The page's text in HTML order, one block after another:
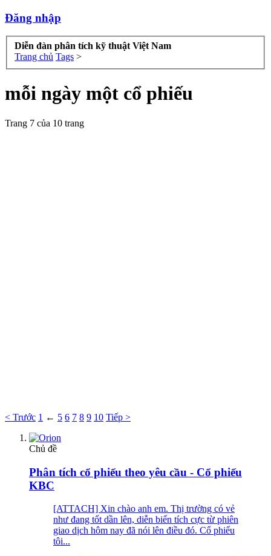
Đăng nhập
Diễn đàn phân tích kỹ thuật Việt Nam
Trang chủ Tags >
mỗi ngày một cổ phiếu
Trang 7 của 10 trang
< Trước 1 ← 5 6 7 8 9 10 Tiếp >
Chủ đề
Phân tích cổ phiếu theo yêu cầu - Cổ phiếu
KBC
[ATTACH] Xin chào anh em. Thị trường có vẻ
như đang tốt dần lên, diễn biến tích cực từ phiên
giao dịch hôm nay đã nói lên điều đó. Cổ phiếu
tôi...